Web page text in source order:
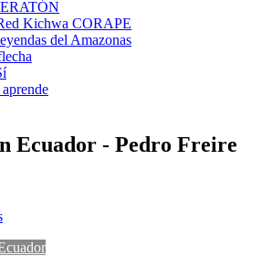
Kichwa CORAPE
del Amazonas
Ecuador - Pedro Freire